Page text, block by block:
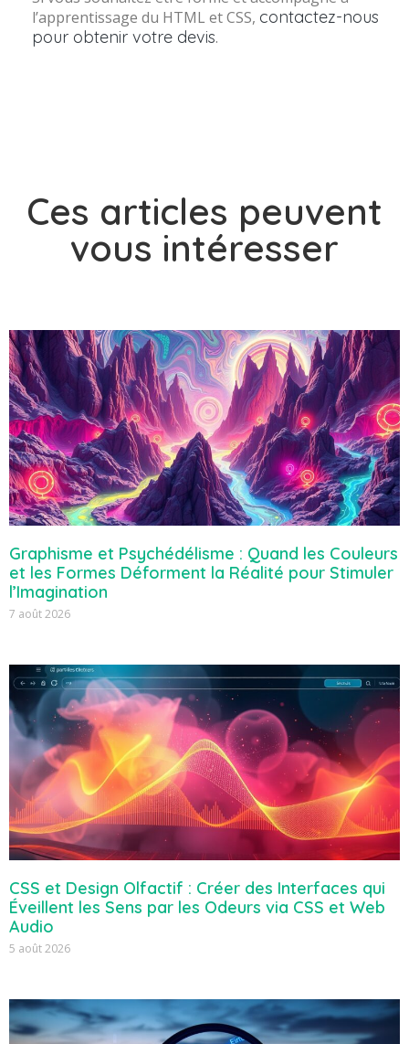
l’apprentissage du HTML et CSS, contactez-nous
pour obtenir votre devis.
Ces articles peuvent
vous intéresser
Graphisme et Psychédélisme : Quand les Couleurs
et les Formes Déforment la Réalité pour Stimuler
l’Imagination
7 août 2026
CSS et Design Olfactif : Créer des Interfaces qui
Éveillent les Sens par les Odeurs via CSS et Web
Audio
5 août 2026